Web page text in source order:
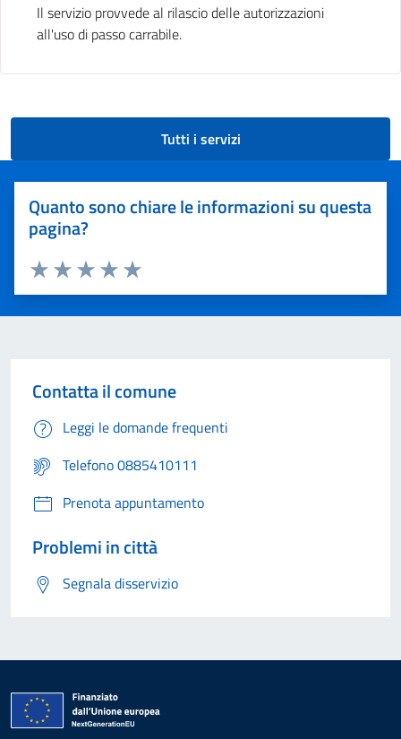
Il servizio provvede al rilascio delle autorizzazioni
all'uso di passo carrabile.
Tutti i servizi
Quanto sono chiare le informazioni su questa
pagina?
Valuta 5 stelle su 5
Valuta 4 stelle su 5
Valuta 3 stelle su 5
Valuta 2 stelle su 5
Valuta 1 stelle su 5
Contatta il comune
Leggi le domande frequenti
Telefono 0885410111
Prenota appuntamento
Problemi in città
Segnala disservizio